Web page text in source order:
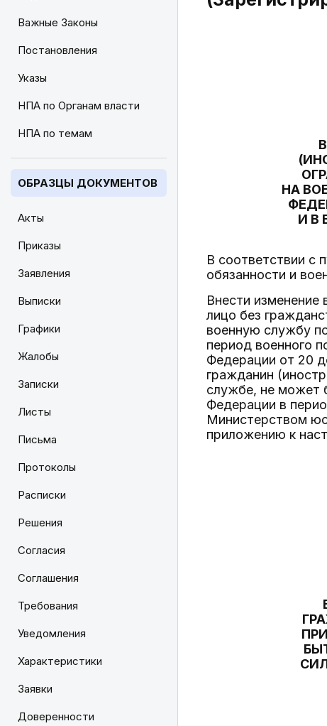
Важные Законы
Постановления
Указы
НПА по Органам власти
НПА по темам
ОБРАЗЦЫ ДОКУМЕНТОВ
Акты
Приказы
Заявления
Выписки
Графики
Жалобы
Записки
Листы
Письма
Протоколы
Расписки
Решения
Согласия
Соглашения
Требования
Уведомления
Характеристики
Заявки
Доверенности
НА
И В
В соответствии с
обязанности и
Внести изменение
лицо без
военную службу
период военного
Федерации от 20
гражданин
службе, не может
Федерации в
Министерством
приложению к